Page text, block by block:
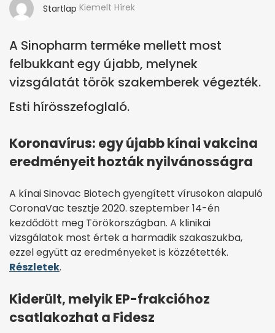
Startlap Kiemelt Hírek
A Sinopharm terméke mellett most
felbukkant egy újabb, melynek
vizsgálatát török szakemberek végezték.
Esti hírösszefoglaló.
Koronavírus: egy újabb kínai vakcina
eredményeit hozták nyilvánosságra
A kínai Sinovac Biotech gyengített vírusokon alapuló
CoronaVac tesztje 2020. szeptember 14-én
kezdődött meg Törökországban. A klinikai
vizsgálatok most értek a harmadik szakaszukba,
ezzel együtt az eredményeket is közzétették.
Részletek.
Kiderült, melyik EP-frakcióhoz
csatlakozhat a Fidesz